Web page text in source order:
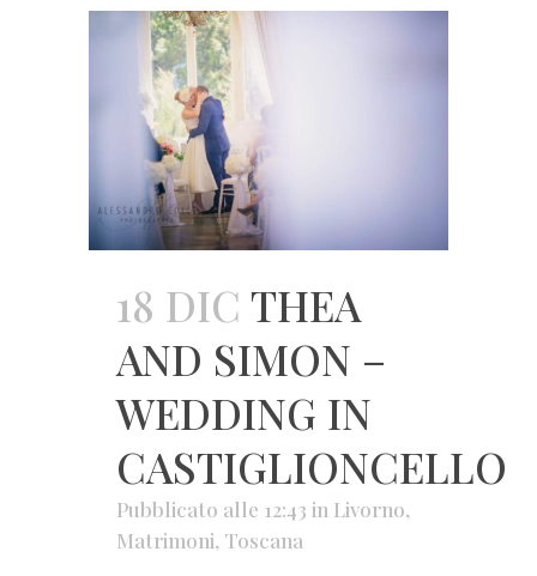
18 DIC THEA
AND SIMON –
WEDDING IN
CASTIGLIONCELLO
Pubblicato alle 12:43 in Livorno,
Matrimoni, Toscana